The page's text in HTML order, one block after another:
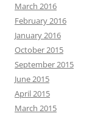
March 2016
February 2016
January 2016
October 2015
September 2015
June 2015
April 2015
March 2015